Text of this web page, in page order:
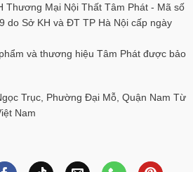
Thương Mại Nội Thất Tâm Phát - Mã số
do Sở KH và ĐT TP Hà Nội cấp ngày
và thương hiệu Tâm Phát được bảo
Trục, Phường Đại Mỗ, Quận Nam Từ
Nam